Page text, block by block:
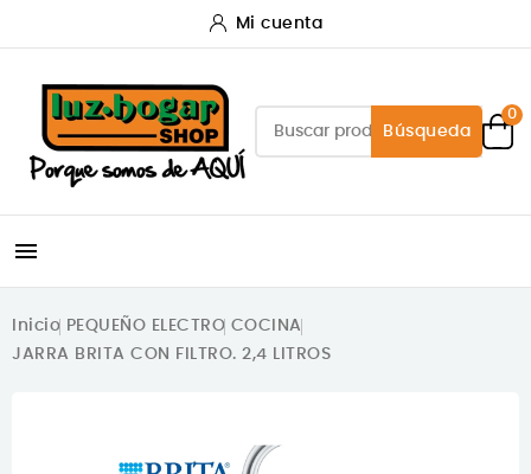
Mi cuenta
Búsqueda
0

Inicio PEQUEÑO ELECTRO COCINA
JARRA BRITA CON FILTRO. 2,4 LITROS